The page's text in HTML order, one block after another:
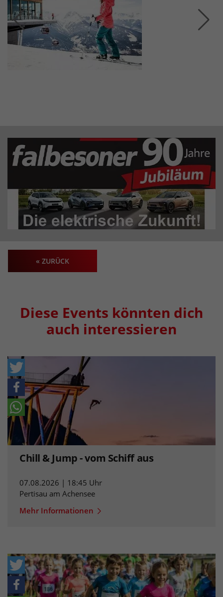
« ZURÜCK
Diese Events könnten dich
auch interessieren
Chill & Jump - vom Schiff aus
07.08.2026 | 18:45 Uhr
Pertisau am Achensee
Mehr Informationen